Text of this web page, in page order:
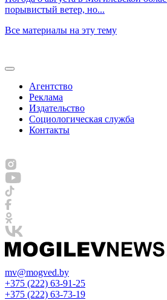
порывистый ветер, но...
Все материалы на эту тему
Агентство
Реклама
Издательство
Социологическая служба
Контакты
mv@mogved.by
+375 (222) 63-91-25
+375 (222) 63-73-19